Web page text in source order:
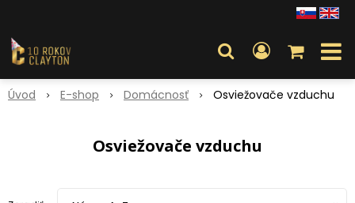
Úvod E-shop Domácnosť Osviežovače vzduchu
Osviežovače vzduchu